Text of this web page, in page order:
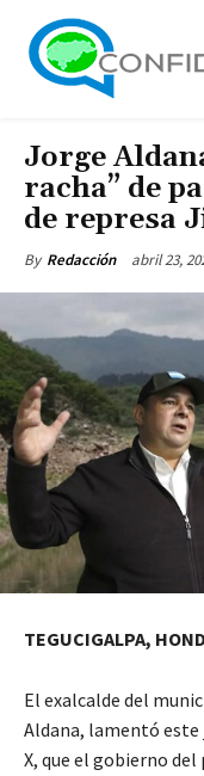
Jorge
racha” de
de represa
By Redacción abril 23,
TEGUCIGALPA,
El exalcalde del
Aldana, lamentó este
X, que el gobierno